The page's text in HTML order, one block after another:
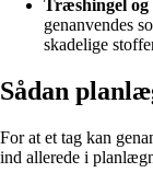
Træshingel
genanvendes
skadelige
Sådan
For at et tag kan
ind allerede i